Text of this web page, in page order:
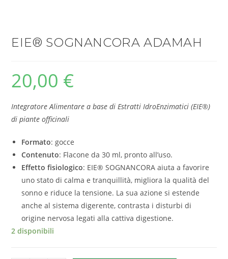
EIE® SOGNANCORA ADAMAH
20,00 €
Integratore Alimentare a base di Estratti IdroEnzimatici (EIE®)
di piante officinali
Formato: gocce
Contenuto: Flacone da 30 ml, pronto all’uso.
Effetto fisiologico: EIE® SOGNANCORA aiuta a favorire
uno stato di calma e tranquillità, migliora la qualità del
sonno e riduce la tensione. La sua azione si estende
anche al sistema digerente, contrasta i disturbi di
origine nervosa legati alla cattiva digestione.
2 disponibili